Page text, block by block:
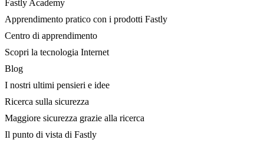
Fastly Academy
Apprendimento pratico con i prodotti Fastly
Centro di apprendimento
Scopri la tecnologia Internet
Blog
I nostri ultimi pensieri e idee
Ricerca sulla sicurezza
Maggiore sicurezza grazie alla ricerca
Il punto di vista di Fastly